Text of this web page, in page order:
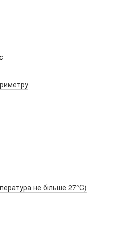
не більше 27°C)